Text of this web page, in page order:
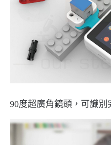
90度超廣角鏡頭，可識別